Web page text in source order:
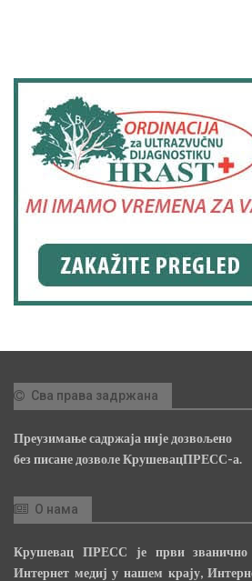
Сва права задржана
Преузимање садржаја није дозвољено
без писане дозволе КрушевацПРЕСС-а.
О нама
Крушевац ПРЕСС је први званично
Интернет медиј у нашем крају,